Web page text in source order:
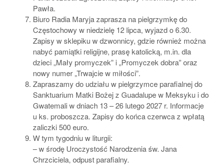
Pawła.
Biuro Radia Maryja zaprasza na pielgrzymkę do
Częstochowy w niedzielę 12 lipca, wyjazd o 6.30.
Zapisy w sklepiku w dzwonnicy, gdzie również można
nabyć pamiątki religijne, prasę katolicką, m.in. dla
dzieci „Mały promyczek” i „Promyczek dobra” oraz
nowy numer „Trwajcie w miłości”.
Zapraszamy do udziału w pielgrzymce parafialnej do
Sanktuarium Matki Bożej z Guadalupe w Meksyku i do
Gwatemali w dniach 13 – 26 lutego 2027 r. Informacje
u ks. proboszcza. Zapisy do końca czerwca z wpłatą
zaliczki 500 euro.
W tym tygodniu w liturgii:
– w środę Uroczystość Narodzenia św. Jana
Chrzciciela, odpust parafialny.